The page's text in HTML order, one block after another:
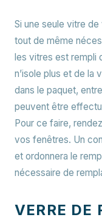
Si une seule vitre
tout de même
les vitres est rempli
n’isole plus et de la
dans le paquet,
peuvent être
Pour ce faire,
vos fenêtres. Un
et ordonnera le
nécessaire de
VERRE DE